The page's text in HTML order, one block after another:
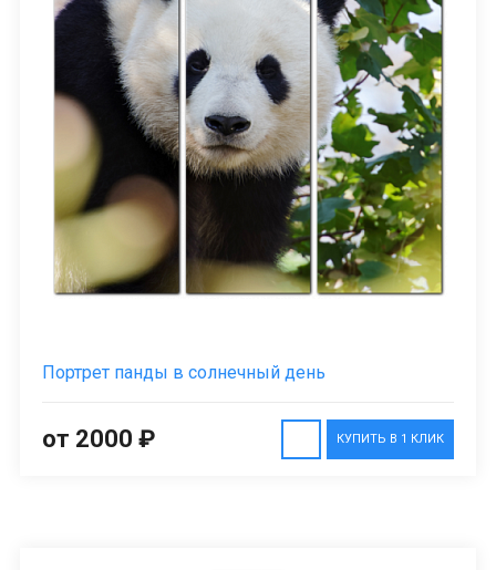
Портрет панды в солнечный день
КУПИТЬ В 1 КЛИК
от 2000 ₽